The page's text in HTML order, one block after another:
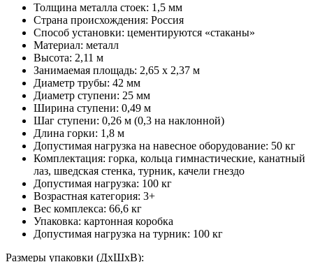
Толщина металла стоек: 1,5 мм
Страна происхождения: Россия
Способ установки: цементируются «стаканы»
Материал: металл
Высота: 2,11 м
Занимаемая площадь: 2,65 х 2,37 м
Диаметр трубы: 42 мм
Диаметр ступени: 25 мм
Ширина ступени: 0,49 м
Шаг ступени: 0,26 м (0,3 на наклонной)
Длина горки: 1,8 м
Допустимая нагрузка на навесное оборудование: 50 кг
Комплектация: горка, кольца гимнастические, канатный
лаз, шведская стенка, турник, качели гнездо
Допустимая нагрузка: 100 кг
Возрастная категория: 3+
Вес комплекса: 66,6 кг
Упаковка: картонная коробка
Допустимая нагрузка на турник: 100 кг
Размеры упаковки (ДхШхВ):